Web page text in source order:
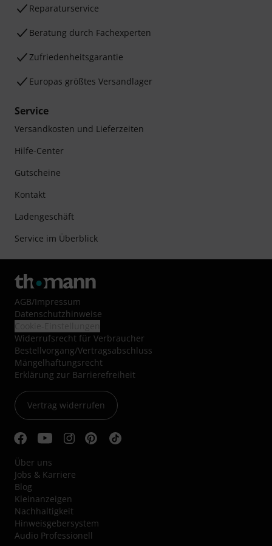
Reparaturservice
Beratung durch Fachexperten
Zufriedenheitsgarantie
Europas größtes Versandlager
Service
Versandkosten und Lieferzeiten
Hilfe-Center
Gutscheine
Kontakt
Ladengeschäft
Service im Überblick
AGB/Impressum
Datenschutzhinweise
Widerrufsrecht für Verbraucher
Bestellvorgang/Vertragsabschluss
Mängelhaftungsrecht
Erklärung zur Barrierefreiheit
Vertrag widerrufen
Über uns
Jobs & Karriere
Blog
Kleinanzeigen
Nachhaltigkeit
Hinweisgebersystem
Audio Professionell